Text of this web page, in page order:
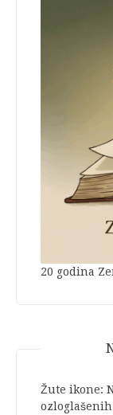
20 godina
Žute ikone: